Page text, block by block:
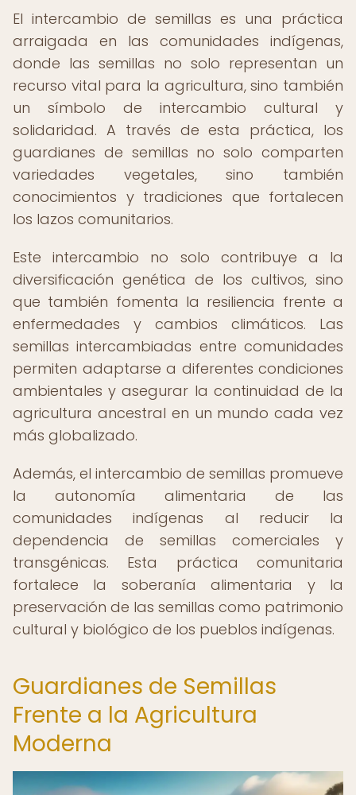
El intercambio de semillas es una práctica
arraigada en las comunidades indígenas,
donde las semillas no solo representan un
recurso vital para la agricultura, sino también
un símbolo de intercambio cultural y
solidaridad. A través de esta práctica, los
guardianes de semillas no solo comparten
variedades vegetales, sino también
conocimientos y tradiciones que fortalecen
los lazos comunitarios.
Este intercambio no solo contribuye a la
diversificación genética de los cultivos, sino
que también fomenta la resiliencia frente a
enfermedades y cambios climáticos. Las
semillas intercambiadas entre comunidades
permiten adaptarse a diferentes condiciones
ambientales y asegurar la continuidad de la
agricultura ancestral en un mundo cada vez
más globalizado.
Además, el intercambio de semillas promueve
la autonomía alimentaria de las
comunidades indígenas al reducir la
dependencia de semillas comerciales y
transgénicas. Esta práctica comunitaria
fortalece la soberanía alimentaria y la
preservación de las semillas como patrimonio
cultural y biológico de los pueblos indígenas.
Guardianes de Semillas
Frente a la Agricultura
Moderna